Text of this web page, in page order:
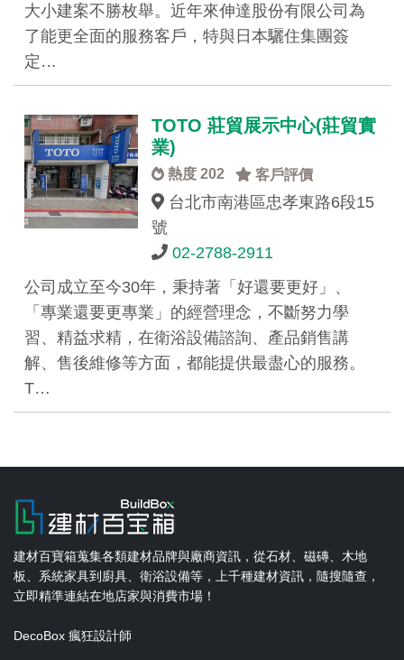
大小建案不勝枚舉。近年來伸達股份有限公司為
了能更全面的服務客戶，特與日本驪住集團簽
定…
TOTO 莊貿展示中心(莊貿實
業)
熱度 202 客戶評價
台北市南港區忠孝東路6段15
號
02-2788-2911
公司成立至今30年，秉持著「好還要更好」、
「專業還要更專業」的經營理念，不斷努力學
習、精益求精，在衛浴設備諮詢、產品銷售講
解、售後維修等方面，都能提供最盡心的服務。
T…
建材百寶箱蒐集各類建材品牌與廠商資訊，從石材、磁磚、木地
板、系統家具到廚具、衛浴設備等，上千種建材資訊，隨搜隨查，
立即精準連結在地店家與消費市場！
DecoBox 瘋狂設計師